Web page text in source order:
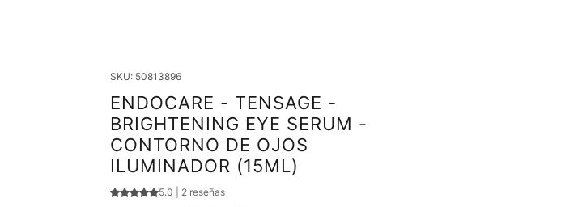
SKU: 50813896
ENDOCARE - TENSAGE -
BRIGHTENING EYE SERUM -
CONTORNO DE OJOS
ILUMINADOR (15ML)
Según 2 reseñas, la calificación es de 5.0 de 5 estrellas
5.0 | 2 reseñas